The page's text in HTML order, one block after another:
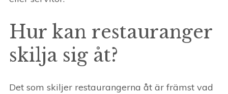
Hur kan restauranger
skilja sig åt?
Det som skiljer restaurangerna åt är främst vad